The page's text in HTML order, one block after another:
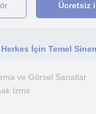
Ücretsiz
Herkes İçin Temel
ve Görsel Sanatlar
İzmir